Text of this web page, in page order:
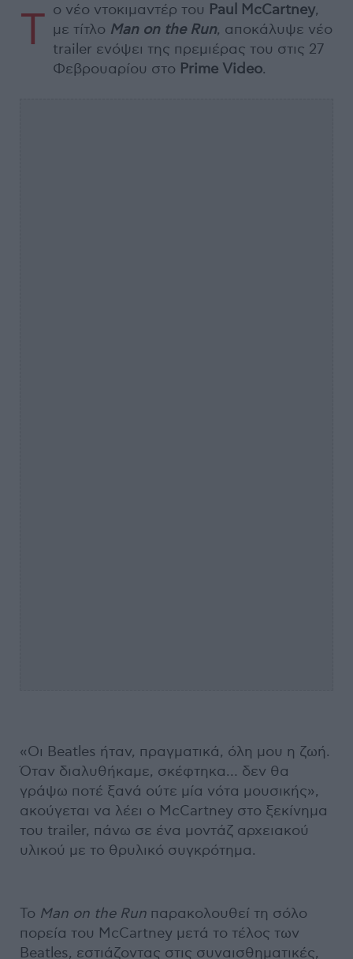
Τ ο νέο ντοκιμαντέρ του Paul McCartney,
με τίτλο Man on the Run, αποκάλυψε νέο
trailer ενόψει της πρεμιέρας του στις 27
Φεβρουαρίου στο Prime Video.
«Οι Beatles ήταν, πραγματικά, όλη μου η ζωή.
Όταν διαλυθήκαμε, σκέφτηκα… δεν θα
γράψω ποτέ ξανά ούτε μία νότα μουσικής»,
ακούγεται να λέει ο McCartney στο ξεκίνημα
του trailer, πάνω σε ένα μοντάζ αρχειακού
υλικού με το θρυλικό συγκρότημα.
Το Man on the Run παρακολουθεί τη σόλο
πορεία του McCartney μετά το τέλος των
Beatles, εστιάζοντας στις συναισθηματικές,